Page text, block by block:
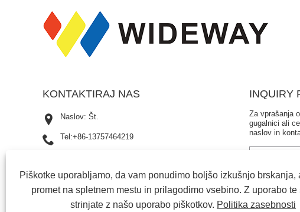
INQUIRY
Za vprašanja
gugalnici ali
naslov in
KONTAKTIRAJ NAS
Naslov: Št.
Tel:+86-13757464219
E-naslov:sales4@nbwideway.cn
Ali je
Ko
Piškotke uporabljamo, da vam ponudimo boljšo izkušnjo brskanja,
promet na spletnem mestu in prilagodimo vsebino. Z uporabo te
strinjate z našo uporabo piškotkov. Politika zasebnosti